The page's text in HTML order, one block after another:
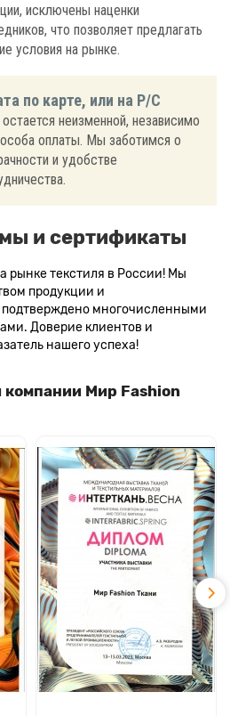
исключены наценки
что позволяет предлагать
условия на рынке.
по карте, или на Р/С
неизменной, независимо
оплаты. Мы заботимся о
и удобстве
и сертификаты
рынке текстиля в России! Мы
продукции и
многочисленными
Доверие клиентов и
нашего успеха!
Мир Fashion